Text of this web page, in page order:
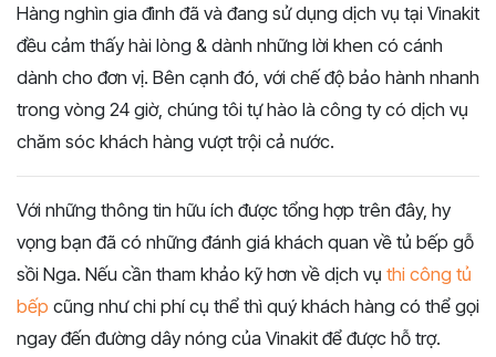
Hàng nghìn gia đình đã và đang sử dụng dịch vụ tại Vinakit
đều cảm thấy hài lòng & dành những lời khen có cánh
dành cho đơn vị. Bên cạnh đó, với chế độ bảo hành nhanh
trong vòng 24 giờ, chúng tôi tự hào là công ty có dịch vụ
chăm sóc khách hàng vượt trội cả nước.
Với những thông tin hữu ích được tổng hợp trên đây, hy
vọng bạn đã có những đánh giá khách quan về tủ bếp gỗ
sồi Nga. Nếu cần tham khảo kỹ hơn về dịch vụ thi công tủ
bếp cũng như chi phí cụ thể thì quý khách hàng có thể gọi
ngay đến đường dây nóng của Vinakit để được hỗ trợ.